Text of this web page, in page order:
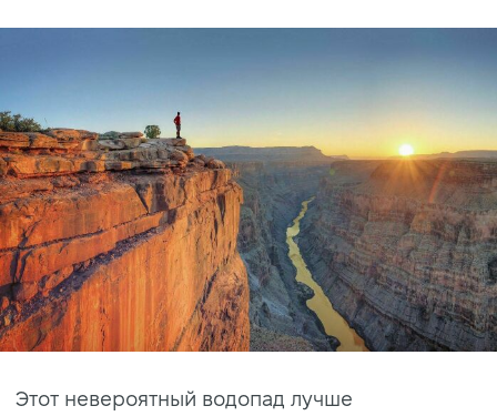
Этот невероятный водопад лучше